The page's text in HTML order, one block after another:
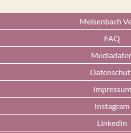
Meisenbach
FAQ
Impressum
Instagram
LinkedIn